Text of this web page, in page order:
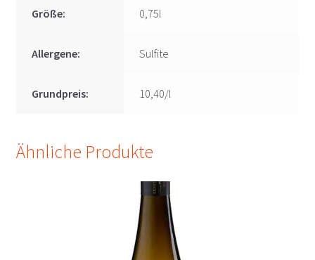
Größe: 0,75l
Allergene: Sulfite
Grundpreis: 10,40/l
Ähnliche Produkte